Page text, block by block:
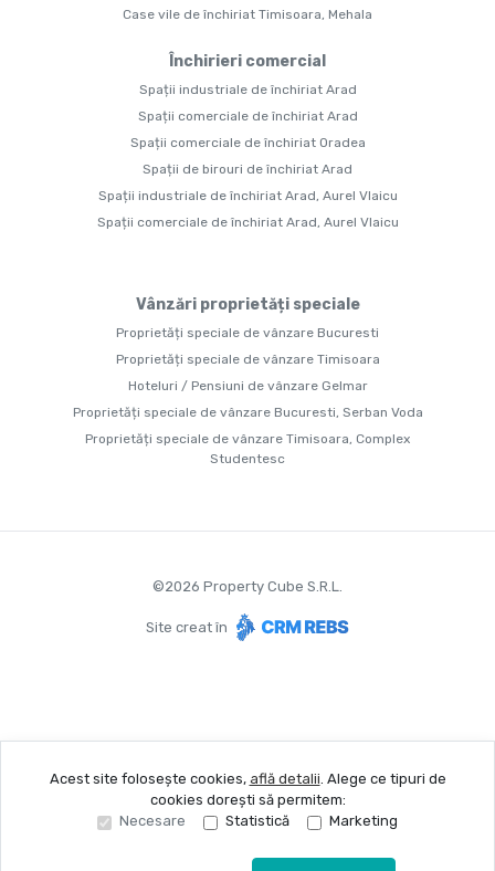
Case vile de închiriat Timisoara, Mehala
Închirieri comercial
Spații industriale de închiriat Arad
Spații comerciale de închiriat Arad
Spații comerciale de închiriat Oradea
Spații de birouri de închiriat Arad
Spații industriale de închiriat Arad, Aurel Vlaicu
Spații comerciale de închiriat Arad, Aurel Vlaicu
Vânzări proprietăți speciale
Proprietăți speciale de vânzare Bucuresti
Proprietăți speciale de vânzare Timisoara
Hoteluri / Pensiuni de vânzare Gelmar
Proprietăți speciale de vânzare Bucuresti, Serban Voda
Proprietăți speciale de vânzare Timisoara, Complex
Studentesc
©2026 Property Cube S.R.L.
Site creat în
Acest site folosește cookies, află detalii. Alege ce tipuri de
cookies dorești să permitem:
Necesare
Statistică Marketing